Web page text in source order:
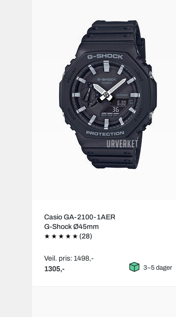
Casio GA-2100-1AER
G-Shock Ø45mm
(28)
Veil. pris: 1498,-
1305,- 3–5 dager